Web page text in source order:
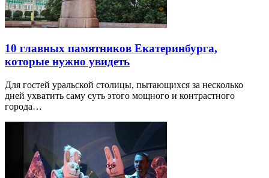
10 главных памятников Екатеринбурга,
которые нужно увидеть
Для гостей уральской столицы, пытающихся за несколько
дней ухватить саму суть этого мощного и контрастного
города…